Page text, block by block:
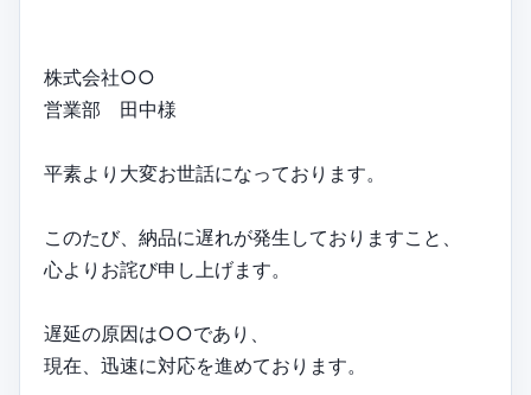
株式会社○○
営業部 田中様
平素より大変お世話になっております。
このたび、納品に遅れが発生しておりますこと、
心よりお詫び申し上げます。
遅延の原因は○○であり、
現在、迅速に対応を進めております。